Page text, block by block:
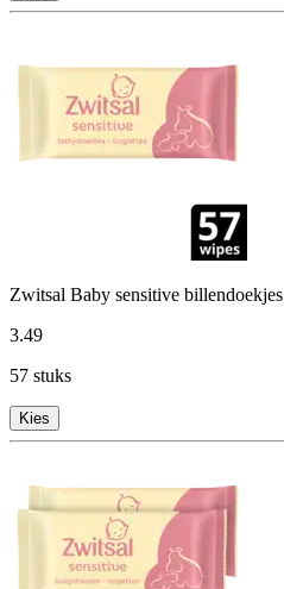
Zwitsal Baby sensitive billendoekjes
3.49
57 stuks
Kies